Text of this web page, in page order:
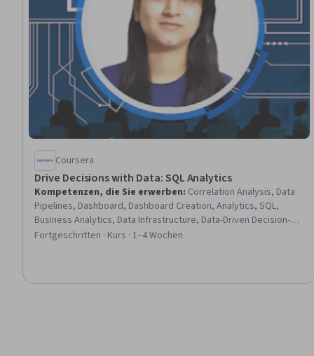
Coursera
Drive Decisions with Data: SQL Analytics
Kompetenzen, die Sie erwerben: Correlation Analysis, Data
Pipelines, Dashboard, Dashboard Creation, Analytics, SQL,
Business Analytics, Data Infrastructure, Data-Driven Decision-
Making, Warehousing, Analysis, Capacity Management, Data
Fortgeschritten · Kurs · 1–4 Wochen